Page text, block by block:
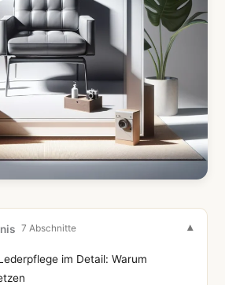
7 Abschnitte
im Detail: Warum